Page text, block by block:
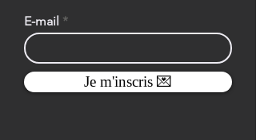
E-mail
Je m'inscris 💌